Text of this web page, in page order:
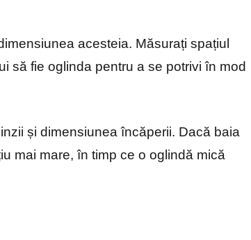
acesteia. Măsurați spațiul
să fie oglinda pentru a se potrivi în mod
și dimensiunea încăperii. Dacă baia
mai mare, în timp ce o oglindă mică